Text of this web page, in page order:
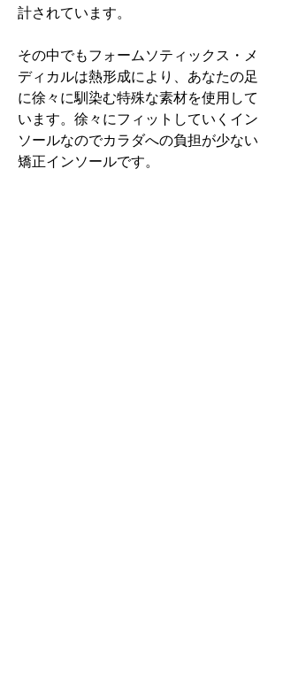
計されています。
その中でもフォームソティックス・メ
ディカルは熱形成により、あなたの足
に徐々に馴染む特殊な素材を使用して
います。徐々にフィットしていくイン
ソールなのでカラダへの負担が少ない
矯正インソールです。